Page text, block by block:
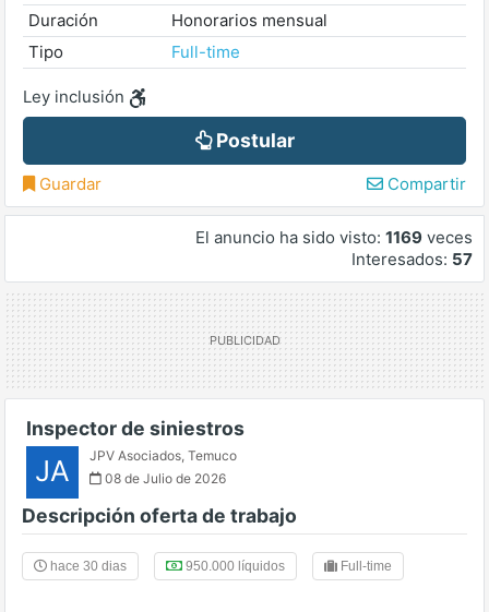
Duración
Honorarios mensual
Tipo
Full-time
Ley inclusión
Postular
Guardar Compartir
El anuncio ha sido visto: 1169 veces
Interesados: 57
Inspector de siniestros
JA JPV Asociados, Temuco
08 de Julio de 2026
Descripción oferta de trabajo
hace 30 dias 950.000 líquidos Full-time